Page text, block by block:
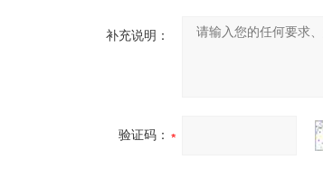
补充说明：
验证码：